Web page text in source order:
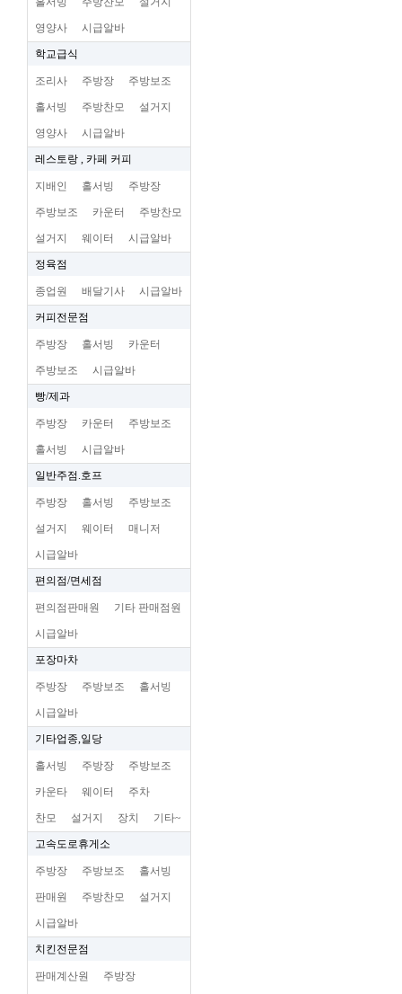
영양사 시급알바
학교급식
조리사 주방장 주방보조
홀서빙 주방찬모 설거지
영양사 시급알바
레스토랑 , 카페 커피
지배인 홀서빙 주방장
주방보조 카운터 주방찬모
설거지 웨이터 시급알바
정육점
종업원 배달기사 시급알바
커피전문점
주방장 홀서빙 카운터
주방보조 시급알바
빵/제과
주방장 카운터 주방보조
홀서빙 시급알바
일반주점.호프
주방장 홀서빙 주방보조
설거지 웨이터 매니저
시급알바
편의점/면세점
편의점판매원 기타 판매점원
시급알바
포장마차
주방장 주방보조 홀서빙
시급알바
기타업종,일당
홀서빙 주방장 주방보조
카운타 웨이터 주차
찬모 설거지 장치 기타~
고속도로휴게소
주방장 주방보조 홀서빙
판매원 주방찬모 설거지
시급알바
치킨전문점
판매계산원 주방장